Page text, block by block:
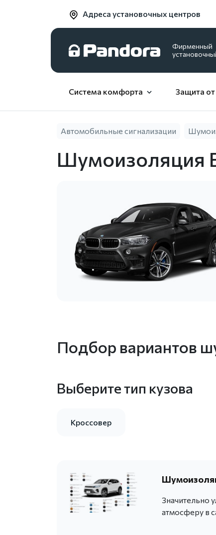
Адреса установочных центров
Фирменный
Система комфорта Защита от
Автомобильные сигнализации
Шумоизоляция
Подбор вариантов
Выберите тип кузова
Кроссовер
Значительно
атмосферу в